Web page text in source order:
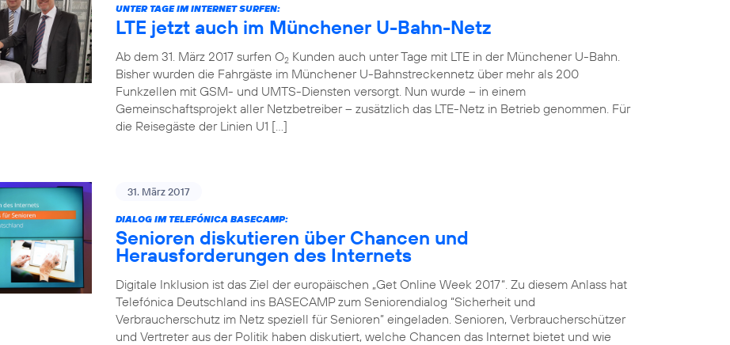
UNTER TAGE IM INTERNET SURFEN:
LTE jetzt auch im Münchener U-Bahn-Netz
Ab dem 31. März 2017 surfen O2 Kunden auch unter Tage mit LTE in der Münchener U-Bahn.
Bisher wurden die Fahrgäste im Münchener U-Bahnstreckennetz über mehr als 200
Funkzellen mit GSM- und UMTS-Diensten versorgt. Nun wurde – in einem
Gemeinschaftsprojekt aller Netzbetreiber – zusätzlich das LTE-Netz in Betrieb genommen. Für
die Reisegäste der Linien U1 […]
31. März 2017
DIALOG IM TELEFÓNICA BASECAMP:
Senioren diskutieren über Chancen und
Herausforderungen des Internets
Digitale Inklusion ist das Ziel der europäischen „Get Online Week 2017“. Zu diesem Anlass hat
Telefónica Deutschland ins BASECAMP zum Seniorendialog “Sicherheit und
Verbraucherschutz im Netz speziell für Senioren” eingeladen. Senioren, Verbraucherschützer
und Vertreter aus der Politik haben diskutiert, welche Chancen das Internet bietet und wie